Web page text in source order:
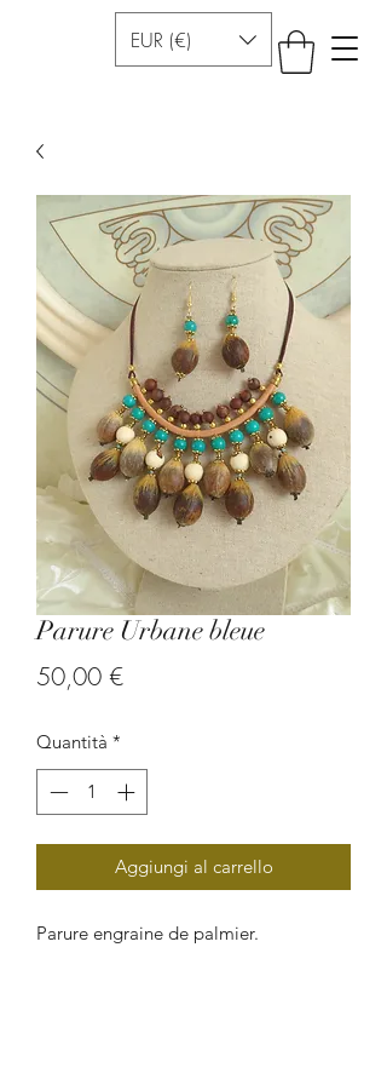
EUR (€)
Parure Urbane bleue
50,00 €Prezzo
Quantità *
Aggiungi al carrello
Parure engraine de palmier.